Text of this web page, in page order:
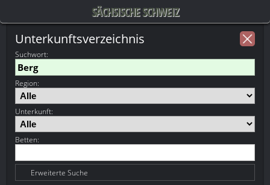
SÄCHSISCHE SCHWEIZ
Unterkunftsverzeichnis
Suchwort:
Region:
Unterkunft:
Betten:
Erweiterte Suche